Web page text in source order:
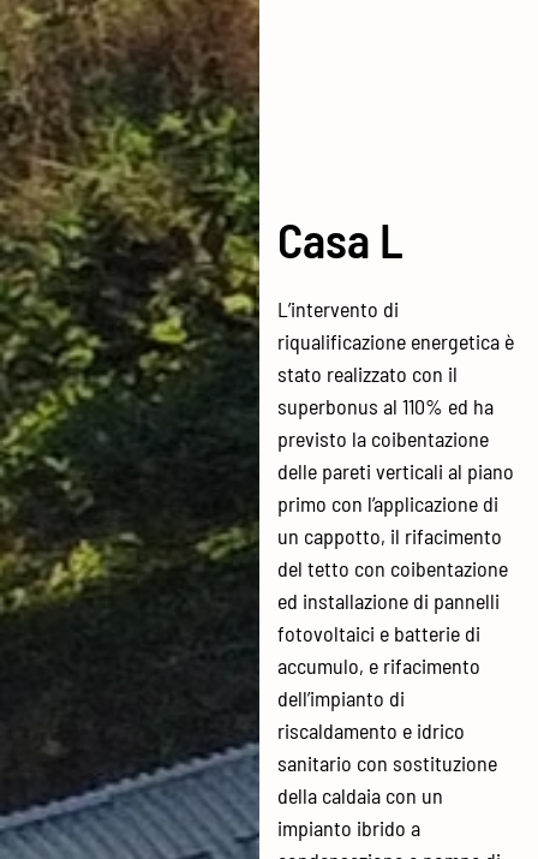
Casa L
L’intervento di
riqualificazione energetica è
stato realizzato con il
superbonus al 110% ed ha
previsto la coibentazione
delle pareti verticali al piano
primo con l’applicazione di
un cappotto, il rifacimento
del tetto con coibentazione
ed installazione di pannelli
fotovoltaici e batterie di
accumulo, e rifacimento
dell’impianto di
riscaldamento e idrico
sanitario con sostituzione
della caldaia con un
impianto ibrido a